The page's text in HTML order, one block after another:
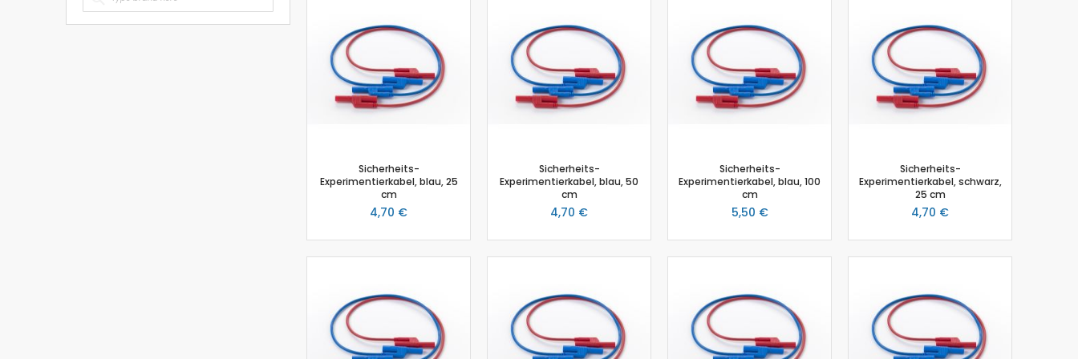
Spannungssensor
Spektrometer
Spektralfotometer
Stromsensor
Thermoelement-Sensor
Tropfenzähler
Zubehör
Einsteiger-Kit Smart Sensoren Chemie
Gas-Chromatograph
Gasdrucksensor
Go!Link (GO -LINK)
Sicherheits-
Experimentierkabel, blau, 25
cm
4,70 €
Sicherheits-
Experimentierkabel, blau, 50
cm
4,70 €
Sicherheits-
Experimentierkabel, blau, 100
cm
5,50 €
Sicherheits-
Experimentierkabel, schwarz,
25 cm
4,70 €